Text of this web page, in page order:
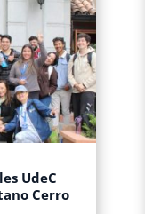
UdeC
Cerro